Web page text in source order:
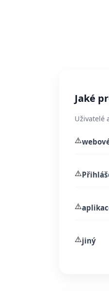
Jaké
Uživatelé
⚠️
⚠️
⚠️
⚠️jiný